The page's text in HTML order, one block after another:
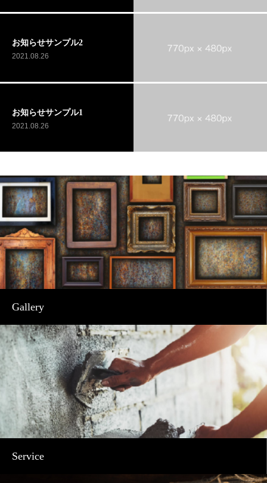
お知らせサンプル2
2021.08.26
お知らせサンプル1
2021.08.26
Gallery
Service